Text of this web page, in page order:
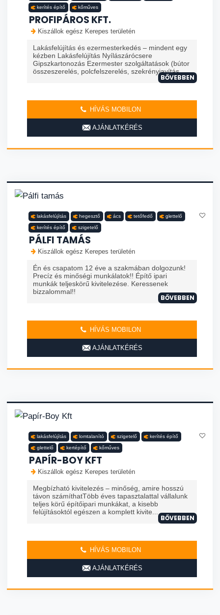
kerítés építő kőműves
PROFIPÁROS KFT.
Kiszállok egész Kerepes területén
Lakásfelújítás és ezermesterkedés – mindent egy
kézben Lakásfelújítás Nyílászárócsere
Gipszkartonozás Ezermester szolgáltatások (bútor
összeszerelés, polcfelszerelés, szekrényjavítás, ...
BŐVEBBEN
HÍVÁS MOBILON
AJÁNLATKÉRÉS
lakásfelújítás hegesztő ács tetőfedő glettelő
kerítés építő szigetelő
PÁLFI TAMÁS
Kiszállok egész Kerepes területén
Én és csapatom 12 éve a szakmában dolgozunk!
Precíz és minőségi munkálatok!! Építő ipari
munkák teljeskörű kivitelezése. Keressenek
bizzalommal!!
BŐVEBBEN
HÍVÁS MOBILON
AJÁNLATKÉRÉS
lakásfelújítás lomtalanító szigetelő kerítés építő
glettelő kertépítő kőműves
PAPÍR-BOY KFT
Kiszállok egész Kerepes területén
Megbízható kivitelezés – minőség, amire hosszú
távon számíthatTöbb éves tapasztalattal vállalunk
teljes körű építőipari munkákat, a kisebb
felújításoktól egészen a komplett kivite...
BŐVEBBEN
HÍVÁS MOBILON
AJÁNLATKÉRÉS